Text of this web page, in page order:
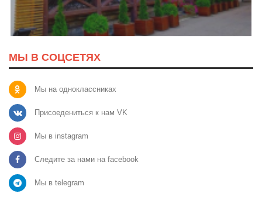
МЫ В СОЦСЕТЯХ
Мы на одноклассниках
Присоедениться к нам VK
Мы в instagram
Следите за нами на facebook
Мы в telegram